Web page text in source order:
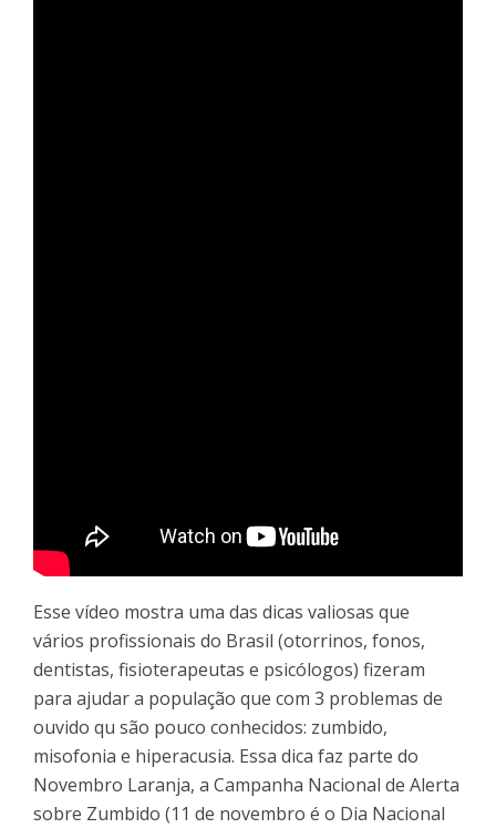
Esse vídeo mostra uma das dicas valiosas que
vários profissionais do Brasil (otorrinos, fonos,
dentistas, fisioterapeutas e psicólogos) fizeram
para ajudar a população que com 3 problemas de
ouvido qu são pouco conhecidos: zumbido,
misofonia e hiperacusia. Essa dica faz parte do
Novembro Laranja, a Campanha Nacional de Alerta
sobre Zumbido (11 de novembro é o Dia Nacional